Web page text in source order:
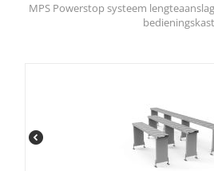
MPS Powerstop systeem
bedieningskast